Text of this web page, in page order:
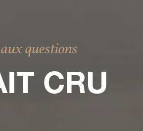
questions
CRU